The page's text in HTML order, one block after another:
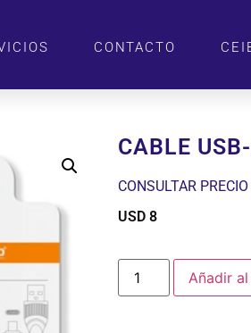
CONTACTO
CABLE
CONSULTAR
USD 8
Añadir